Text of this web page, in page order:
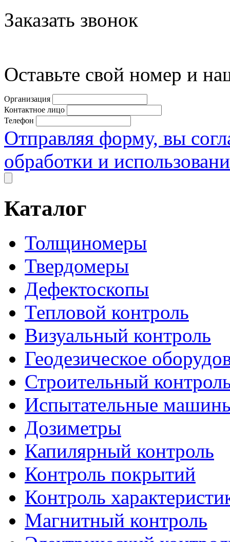
Заказать звонок
Оставьте свой номер и
Организация
Контактное лицо
Телефон
Отправляя форму, вы
обработки и
Каталог
Толщиномеры
Твердомеры
Дефектоскопы
Тепловой контроль
Визуальный контроль
Геодезическое
Строительный
Испытательные
Дозиметры
Капилярный контроль
Контроль покрытий
Контроль
Магнитный контроль